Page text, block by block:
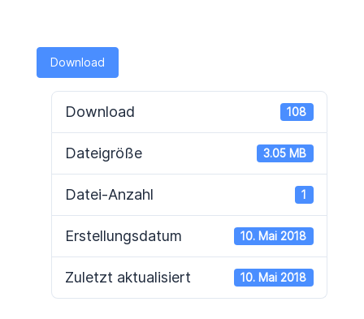
Download
Download 108
Dateigröße 3.05 MB
Datei-Anzahl 1
Erstellungsdatum 10. Mai 2018
Zuletzt aktualisiert 10. Mai 2018